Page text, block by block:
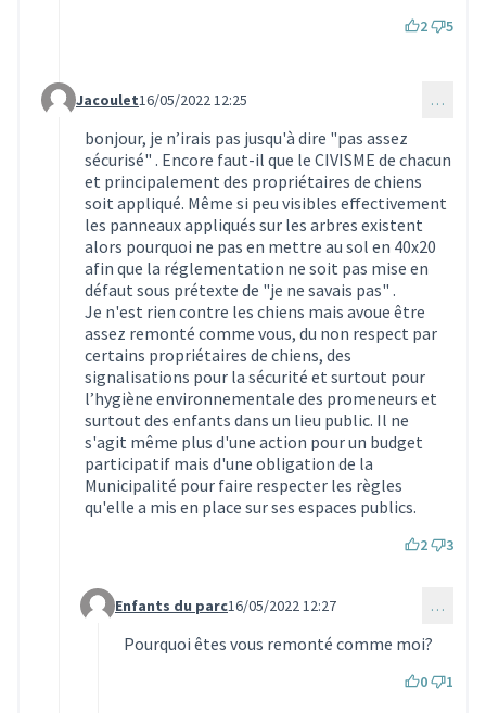
2 5
Commentaire 1480 (réponse au commentaire 1475)
Jacoulet16/05/2022 12:25 …
bonjour, je n’irais pas jusqu'à dire "pas assez
sécurisé" . Encore faut-il que le CIVISME de chacun
et principalement des propriétaires de chiens
soit appliqué. Même si peu visibles effectivement
les panneaux appliqués sur les arbres existent
alors pourquoi ne pas en mettre au sol en 40x20
afin que la réglementation ne soit pas mise en
défaut sous prétexte de "je ne savais pas" .
Je n'est rien contre les chiens mais avoue être
assez remonté comme vous, du non respect par
certains propriétaires de chiens, des
signalisations pour la sécurité et surtout pour
l’hygiène environnementale des promeneurs et
surtout des enfants dans un lieu public. Il ne
s'agit même plus d'une action pour un budget
participatif mais d'une obligation de la
Municipalité pour faire respecter les règles
qu'elle a mis en place sur ses espaces publics.
2 3
Commentaire 1481 (réponse au commentaire 1480)
Enfants du parc16/05/2022 12:27 …
Pourquoi êtes vous remonté comme moi?
0 1